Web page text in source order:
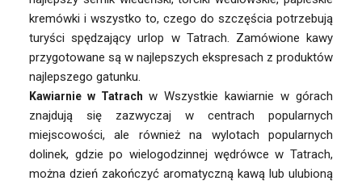
kremówki i wszystko to, czego do szczęścia potrzebują
turyści spędzający urlop w Tatrach. Zamówione kawy
przygotowane są w najlepszych ekspresach z produktów
najlepszego gatunku.
Kawiarnie w Tatrach w Wszystkie kawiarnie w górach
znajdują się zazwyczaj w centrach popularnych
miejscowości, ale również na wylotach popularnych
dolinek, gdzie po wielogodzinnej wędrówce w Tatrach,
można dzień zakończyć aromatyczną kawą lub ulubioną